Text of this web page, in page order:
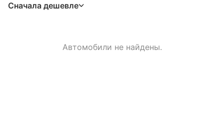
Сначала дешевле
Автомобили не найдены.